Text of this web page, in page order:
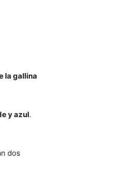
la gallina
y azul.
dos